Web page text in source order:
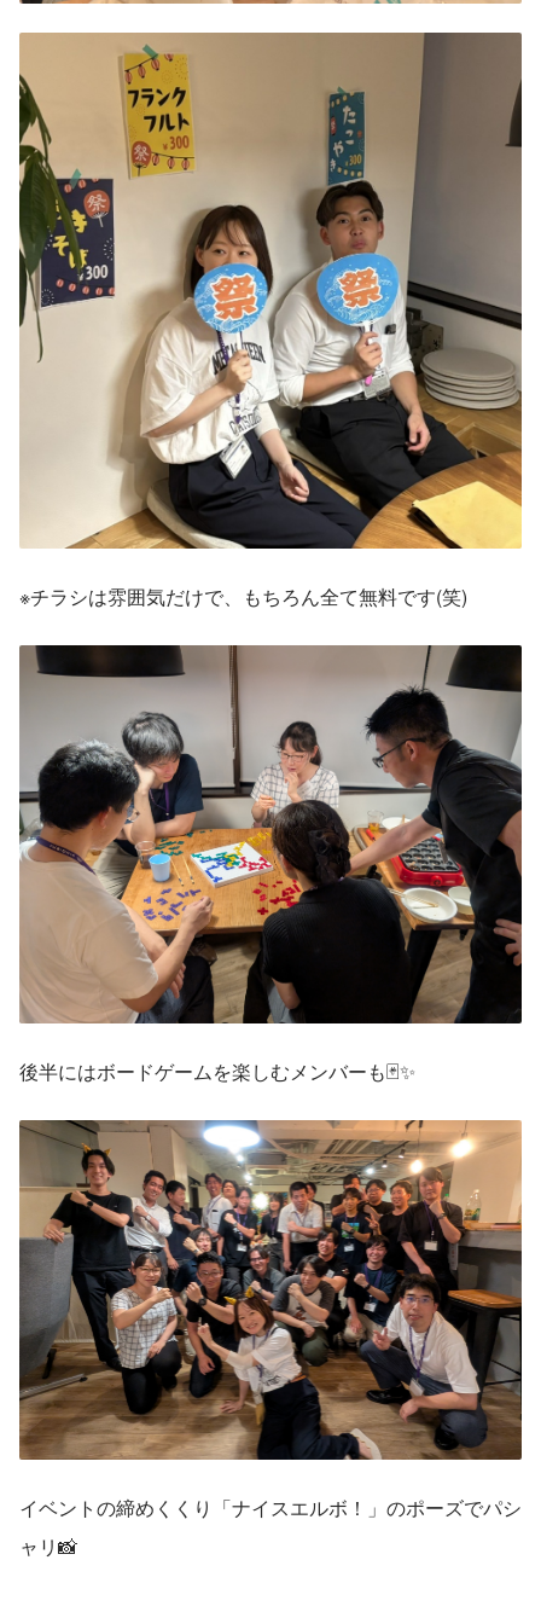
※チラシは雰囲気だけで、もちろん全て無料です(笑)
後半にはボードゲームを楽しむメンバーも🃏✨
イベントの締めくくり「ナイスエルボ！」のポーズでパシ
ャリ📸